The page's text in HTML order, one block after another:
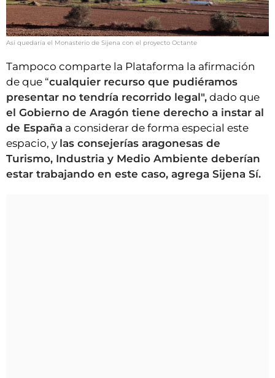
Así quedaría el Monasterio de Sijena con el proyecto Octante
Tampoco comparte la Plataforma la afirmación
de que “cualquier recurso que pudiéramos
presentar no tendría recorrido legal", dado que
el Gobierno de Aragón tiene derecho a instar al
de España a considerar de forma especial este
espacio, y las consejerías aragonesas de
Turismo, Industria y Medio Ambiente deberían
estar trabajando en este caso, agrega Sijena Sí.